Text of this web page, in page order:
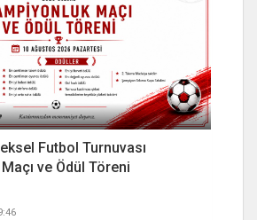
Futbol Turnuvası
ve Ödül Töreni